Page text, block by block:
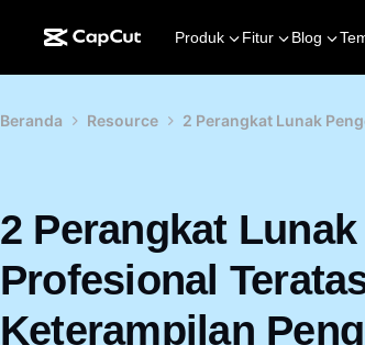
Produk Fitur Blog
Beranda Resource 2 Perangkat Lunak
2 Perangkat
Profesional
Keterampilan